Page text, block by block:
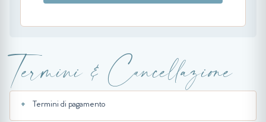
Termini & Cancellazione
Termini di pagamento